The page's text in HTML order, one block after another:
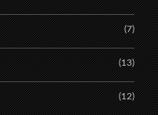
(7)
(13)
(12)